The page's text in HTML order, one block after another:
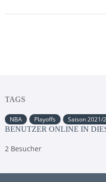
TAGS
NBA Playoffs Saison 2021/
BENUTZER ONLINE IN
2 Besucher